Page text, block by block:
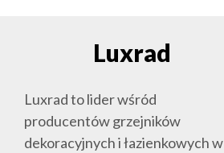
Luxrad
Luxrad to lider wśród
producentów grzejników
dekoracyjnych i łazienkowych w